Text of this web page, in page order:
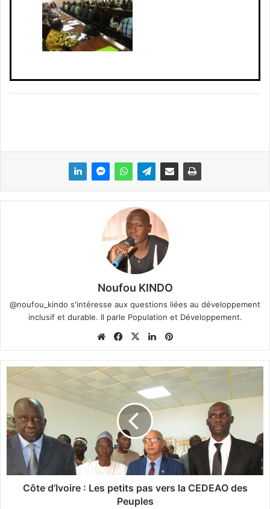
Noufou KINDO
@noufou_kindo s'intéresse aux questions liées au développement
inclusif et durable. Il parle Population et Développement.
We
bsi
te
Fa
ce
bo
ok
X
Lin
ke
din
ter
est
e
d
’
v
o
Côte d’Ivoire : Les petits pas vers la CEDEAO des
Peuples